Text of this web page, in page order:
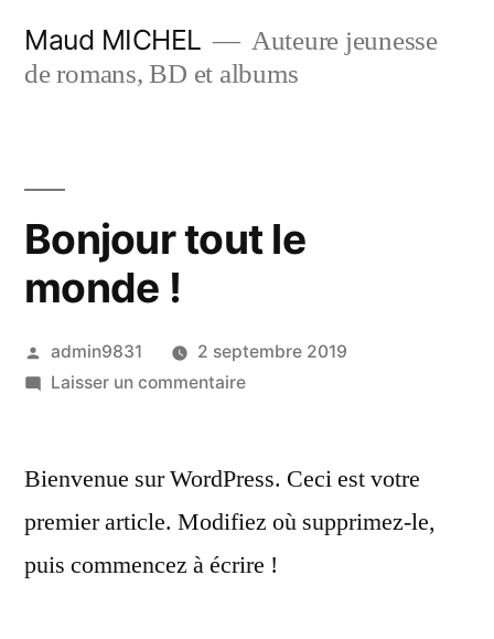
Maud MICHEL
Auteure jeunesse
de romans, BD et albums
Bonjour tout le
monde !
Publié
par
admin9831
2 septembre 2019
Laisser un commentairesur
le
Bienvenue sur WordPress. Ceci est votre
premier article. Modifiez où supprimez-le,
puis commencez à écrire !